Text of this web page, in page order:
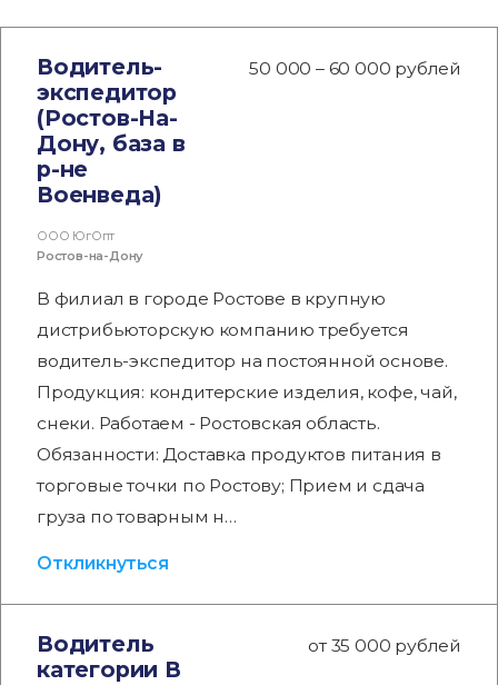
Водитель-
экспедитор
(Ростов-На-
Дону, база в
р-не
Военведа)
50 000 – 60 000 рублей
ООО ЮгОпт
Ростов-на-Дону
В филиал в городе Ростове в крупную
дистрибьюторскую компанию требуется
водитель-экспедитор на постоянной основе.
Продукция: кондитерские изделия, кофе, чай,
снеки. Работаем - Ростовская область.
Обязанности: Доставка продуктов питания в
торговые точки по Ростову; Прием и сдача
груза по товарным н…
Откликнуться
Водитель
категории В
от 35 000 рублей